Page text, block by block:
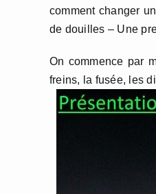
comment changer
de douilles – Une
On commence par
freins, la fusée, les